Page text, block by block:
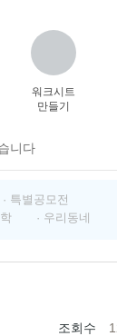
워크시트
만들기
니다
· 특별공모전
· 우리동네
조회수